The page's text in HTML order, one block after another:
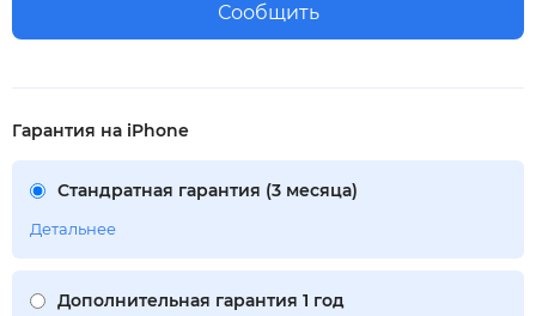
Сообщить
Гарантия на iPhone
Стандратная гарантия (3 месяца)
Детальнее
Дополнительная гарантия 1 год